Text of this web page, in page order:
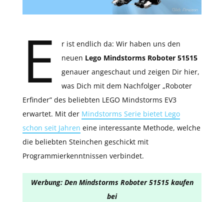
E
r ist endlich da: Wir haben uns den
neuen Lego Mindstorms Roboter 51515
genauer angeschaut und zeigen Dir hier,
was Dich mit dem Nachfolger „Roboter
Erfinder” des beliebten LEGO Mindstorms EV3
erwartet. Mit der Mindstorms Serie bietet Lego
schon seit Jahren eine interessante Methode, welche
die beliebten Steinchen geschickt mit
Programmierkenntnissen verbindet.
Werbung: Den Mindstorms Roboter 51515 kaufen
bei